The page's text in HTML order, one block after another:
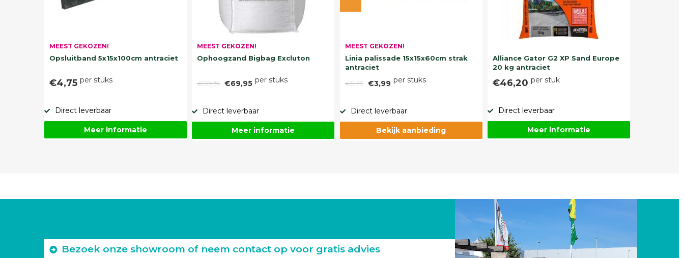
MEEST GEKOZEN!
Opsluitband 5x15x100cm antraciet
€4,75 per stuks
Direct leverbaar
Meer informatie
MEEST GEKOZEN!
Ophoogzand Bigbag Excluton
€89,95 €69,95 per stuks
Direct leverbaar
Meer informatie
MEEST GEKOZEN!
Linia palissade 15x15x60cm strak
antraciet
€5,75 €3,99 per stuks
Direct leverbaar
Bekijk aanbieding
Alliance Gator G2 XP Sand Europe
20 kg antraciet
€46,20 per stuk
Direct leverbaar
Meer informatie
Bezoek onze showroom of neem contact op voor gratis advies